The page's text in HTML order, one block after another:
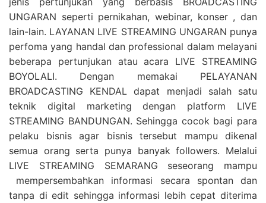
UNGARAN seperti pernikahan, webinar, konser , dan
lain-lain. LAYANAN LIVE STREAMING UNGARAN punya
perfoma yang handal dan professional dalam melayani
beberapa pertunjukan atau acara LIVE STREAMING
BOYOLALI. Dengan memakai PELAYANAN
BROADCASTING KENDAL dapat menjadi salah satu
teknik digital marketing dengan platform LIVE
STREAMING BANDUNGAN. Sehingga cocok bagi para
pelaku bisnis agar bisnis tersebut mampu dikenal
semua orang serta punya banyak followers. Melalui
LIVE STREAMING SEMARANG seseorang mampu
mempersembahkan informasi secara spontan dan
tanpa di edit sehingga informasi lebih cepat diterima